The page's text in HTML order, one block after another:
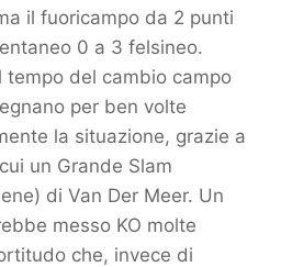
il fuoricampo da 2 punti
0 a 3 felsineo.
tempo del cambio campo
per ben volte
la situazione, grazie a
un Grande Slam
di Van Der Meer. Un
messo KO molte
che, invece di